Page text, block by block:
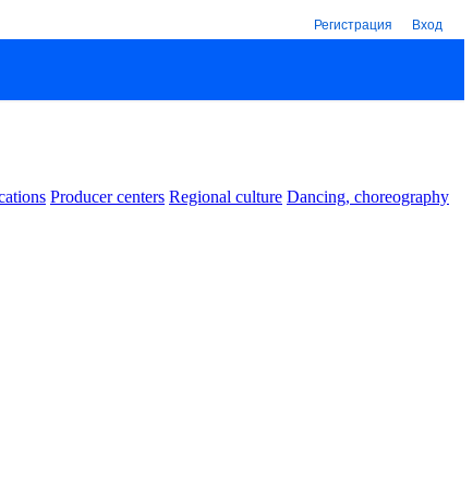
Регистрация Вход
Producer centers Regional culture Dancing, choreography